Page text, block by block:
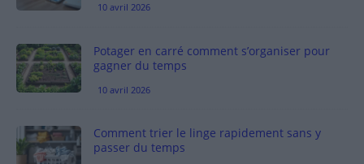
10 avril 2026
Potager en carré comment s’organiser pour
gagner du temps
10 avril 2026
Comment trier le linge rapidement sans y
passer du temps